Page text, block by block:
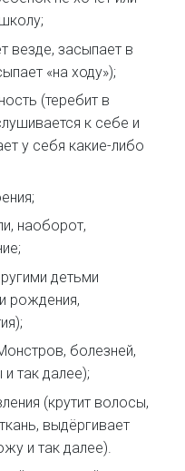
везде, засыпает в
«на ходу»);
(теребит в
к себе и
у себя какие-либо
наоборот,
детьми
рождения,
болезней,
так далее);
(крутит волосы,
выдёргивает
и так далее).